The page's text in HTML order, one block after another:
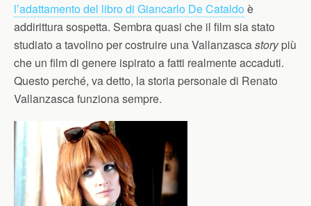
l’adattamento del libro di Giancarlo De Cataldoè
addirittura sospetta. Sembra quasi che il film sia stato
studiato a tavolino per costruire una Vallanzascastorypiù
che un film di genere ispirato a fatti realmente accaduti.
Questo perché, va detto, la storia personale di Renato
Vallanzasca funziona sempre.